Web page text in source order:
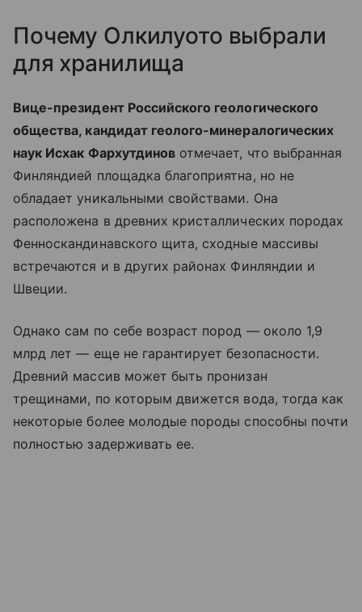
Почему Олкилуото выбрали
для хранилища
Вице-президент Российского геологического
общества, кандидат геолого-минералогических
наук Исхак Фархутдинов отмечает, что выбранная
Финляндией площадка благоприятна, но не
обладает уникальными свойствами. Она
расположена в древних кристаллических породах
Фенноскандинавского щита, сходные массивы
встречаются и в других районах Финляндии и
Швеции.
Однако сам по себе возраст пород — около 1,9
млрд лет — еще не гарантирует безопасности.
Древний массив может быть пронизан
трещинами, по которым движется вода, тогда как
некоторые более молодые породы способны почти
полностью задерживать ее.